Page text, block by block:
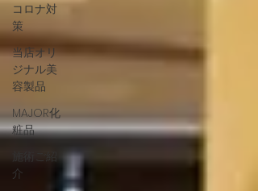
コロナ対
策
当店オリ
ジナル美
容製品
MAJOR化
粧品
施術ご紹
介